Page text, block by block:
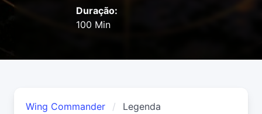
Duração:
100 Min
Wing Commander Legenda